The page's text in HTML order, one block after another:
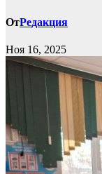
ОтРедакция
Ноя 16, 2025